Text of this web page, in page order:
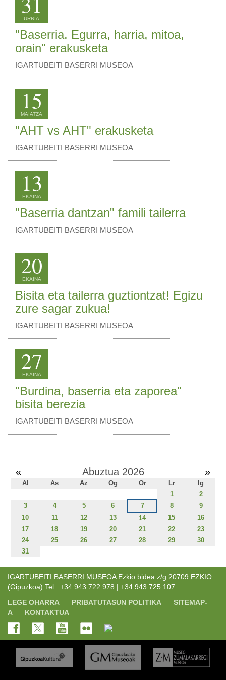
URRIA
"Baserria. Egurra, harria, mitoa,
orain" erakusketa
IGARTUBEITI BASERRI MUSEOA
15
MAIATZA
"AHT vs AHT" erakusketa
IGARTUBEITI BASERRI MUSEOA
13
EKAINA
"Baserria dantzan" famili tailerra
IGARTUBEITI BASERRI MUSEOA
20
EKAINA
Bisita eta tailerra guztiontzat! Egizu
zure sagar zukua!
IGARTUBEITI BASERRI MUSEOA
27
EKAINA
"Burdina, baserria eta zaporea"
bisita berezia
IGARTUBEITI BASERRI MUSEOA
« Abuztua 2026 »
Al As Az Og Or Lr
Ig
1
2
3
4 5 6 7 8
9
10
11 12 13 14 15
16
17
18 19 20 21 22
23
24
25 26 27 28 29
30
31
IGARTUBEITI BASERRI MUSEOA Ezkio bidea z/g 20709 EZKIO.
(Gipuzkoa) Tel.: +34 943 722 978 | +34 943 725 107
LEGE OHARRA
PRIBATUTASUN POLITIKA
SITEMAP-
A
KONTAKTUA